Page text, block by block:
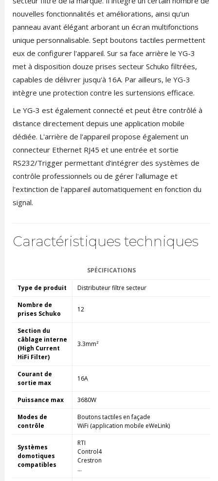
nouvelles fonctionnalités et améliorations, ainsi qu'un
panneau avant élégant arborant un écran multifonctions
unique personnalisable. Sept boutons tactiles permettent
eux de configurer l'appareil. Sur sa face arrière le YG-3
met à disposition douze prises secteur Schuko filtrées,
capables de délivrer jusqu'à 16A. Par ailleurs, le YG-3
intègre une protection contre les surtensions efficace.
Le YG-3 est également connecté et peut être contrôlé à
distance directement depuis une application mobile
dédiée. L'arrière de l'appareil propose également un
connecteur Ethernet RJ45 et une entrée et sortie
RS232/Trigger permettant d'intégrer des systèmes de
contrôle professionnels ou de gérer l'allumage et
l'extinction de l'appareil automatiquement en fonction du
signal.
Caractéristiques techniques
SPÉCIFICATIONS
Type de produit Distributeur filtre secteur
Nombre de
prises Schuko
12
Section du
câblage interne
(High Current
HiFi Filter)
3.3mm²
Courant de
sortie max
16A
Puissance max 3680W
Modes de
contrôle
Boutons tactiles en façade
WiFi (application mobile eWeLink)
Systèmes
domotiques
compatibles
RTI
Control4
Crestron
...